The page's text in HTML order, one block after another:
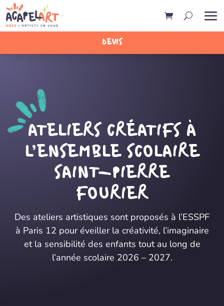
DEVIS
ATELIERS CRÉATIFS À
L’ENSEMBLE SCOLAIRE
SAINT-PIERRE
FOURIER
Des ateliers artistiques sont proposés à l’ESSPF
à Paris 12 pour éveiller la créativité, l’imaginaire
et la sensibilité des enfants tout au long de
l’année scolaire 2026 – 2027.